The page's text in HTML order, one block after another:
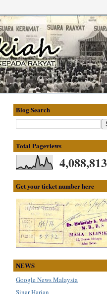
Blog Search
Total Pageviews
4,088,813
Get your ticket number here
NEWS
Google News Malaysia
Sinar Harian